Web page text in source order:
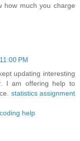
how much you charge
PM
updating interesting
I am offering help to
statistics assignment
help